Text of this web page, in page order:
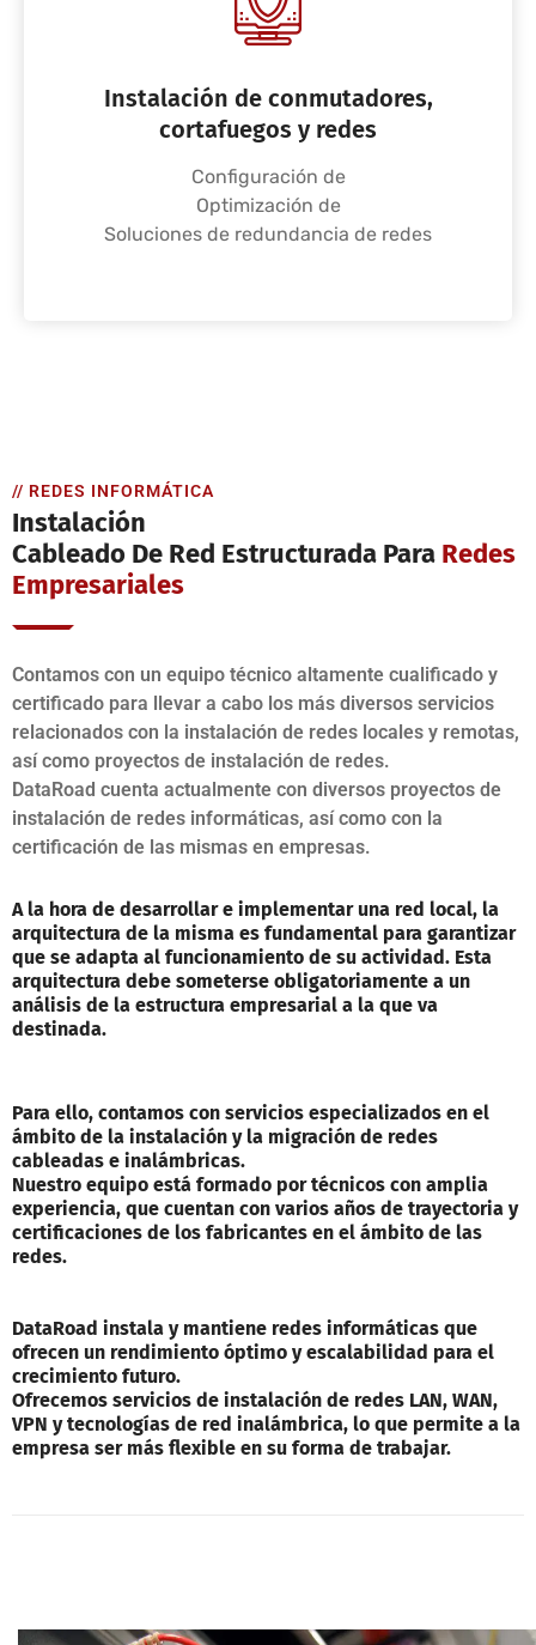
Instalación de conmutadores,
cortafuegos y redes
Configuración de
Optimización de
Soluciones de redundancia de redes
// REDES INFORMÁTICA
Instalación
Cableado De Red Estructurada Para Redes
Empresariales
Contamos con un equipo técnico altamente cualificado y
certificado para llevar a cabo los más diversos servicios
relacionados con la instalación de redes locales y remotas,
así como proyectos de instalación de redes.
DataRoad cuenta actualmente con diversos proyectos de
instalación de redes informáticas, así como con la
certificación de las mismas en empresas.
A la hora de desarrollar e implementar una red local, la
arquitectura de la misma es fundamental para garantizar
que se adapta al funcionamiento de su actividad. Esta
arquitectura debe someterse obligatoriamente a un
análisis de la estructura empresarial a la que va
destinada.
Para ello, contamos con servicios especializados en el
ámbito de la instalación y la migración de redes
cableadas e inalámbricas.
Nuestro equipo está formado por técnicos con amplia
experiencia, que cuentan con varios años de trayectoria y
certificaciones de los fabricantes en el ámbito de las
redes.
DataRoad instala y mantiene redes informáticas que
ofrecen un rendimiento óptimo y escalabilidad para el
crecimiento futuro.
Ofrecemos servicios de instalación de redes LAN, WAN,
VPN y tecnologías de red inalámbrica, lo que permite a la
empresa ser más flexible en su forma de trabajar.